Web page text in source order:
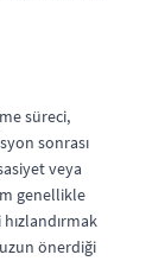
süreci,
sonrası
veya
genellikle
önerdiği